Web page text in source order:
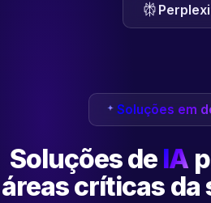
Soluções em
Soluções de IA
áreas críticas da